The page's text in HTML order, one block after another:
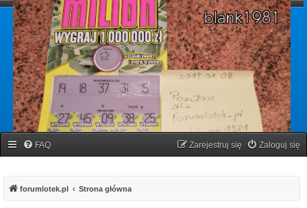
forumlotek.pl
Forum gier liczbowych
FAQ Zaloguj się
Zarejestruj się
forumlotek.pl Strona główna